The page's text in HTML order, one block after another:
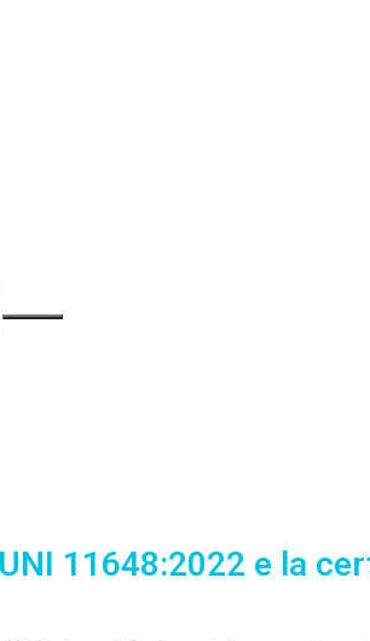
11648:2022 e la